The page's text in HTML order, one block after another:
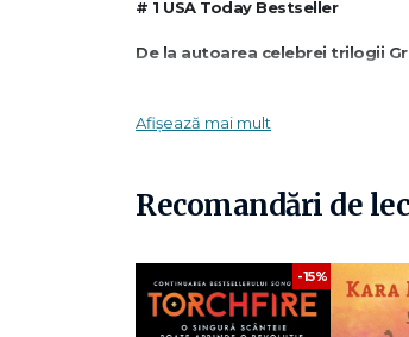
# 1 USA Today Bestseller
De la autoarea celebrei trilogii
Înșelată şi slăbită de răpirea unui
În timp ce în Ketterdam se adună
"Un roman sumbru şi violent – una
luminoase –, dar de o autenticitate
Afișează mai mult
Recomandări de
-15%